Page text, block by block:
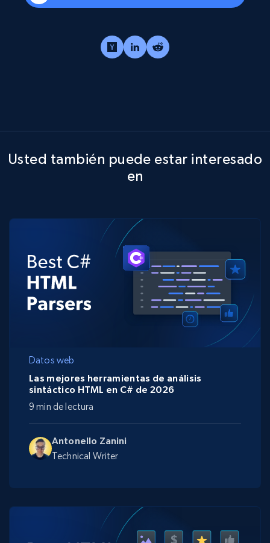
Usted también puede estar interesado
en
Datos web
Antonello Zanini
Technical Writer
Las mejores herramientas de análisis
sintáctico HTML en C# de 2026
9 min de lectura